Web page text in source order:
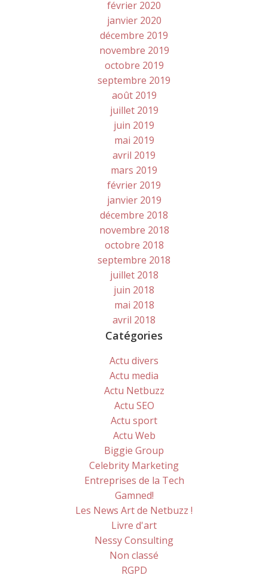
février 2020
janvier 2020
décembre 2019
novembre 2019
octobre 2019
septembre 2019
août 2019
juillet 2019
juin 2019
mai 2019
avril 2019
mars 2019
février 2019
janvier 2019
décembre 2018
novembre 2018
octobre 2018
septembre 2018
juillet 2018
juin 2018
mai 2018
avril 2018
Catégories
Actu divers
Actu media
Actu Netbuzz
Actu SEO
Actu sport
Actu Web
Biggie Group
Celebrity Marketing
Entreprises de la Tech
Gamned!
Les News Art de Netbuzz !
Livre d'art
Nessy Consulting
Non classé
RGPD